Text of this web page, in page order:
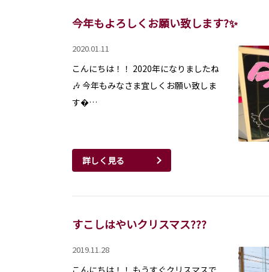
今年もよろしくお願い致します?✨
2020.01.11
こんにちは！！ 2020年になりましたね
🎶 今年もみなさま宜しくお願い致しま
す…
詳しく見る
すこしはやいクリスマス???
2019.11.28
こんにちは！！ もうすぐクリスマスで